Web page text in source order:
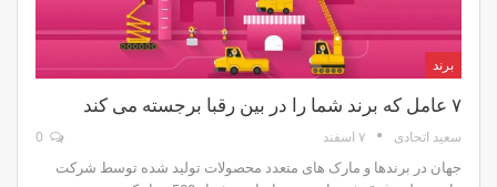
برند
۷ عامل که برند شما را در بین رقبا برجسته می کند
سعید اتحادی ۷ اسفند
جهان در برندها و مارک های متعدد محصولات تولید شده توسط شرکت